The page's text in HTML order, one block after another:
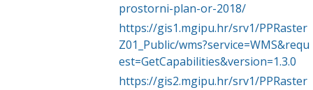
prostorni-plan-or-2018/
https://gis1.mgipu.hr/srv1/PPRaster
Z01_Public/wms?service=WMS&requ
est=GetCapabilities&version=1.3.0
https://gis2.mgipu.hr/srv1/PPRaster